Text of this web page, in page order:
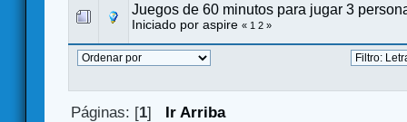
Juegos de 60 minutos para jugar 3
Iniciado por aspire « 1 2 »
Páginas: [1] Ir Arriba